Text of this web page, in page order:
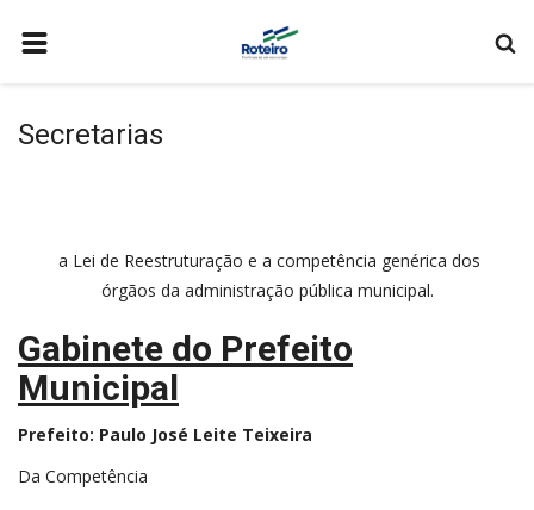
A CIDADE
MEIO AMBIENTE
ESPORTES
FALE CONOSCO
Secretarias
a Lei de Reestruturação e a competência genérica dos
órgãos da administração pública municipal.
Gabinete do Prefeito
Municipal
Prefeito: Paulo José Leite Teixeira
Da Competência